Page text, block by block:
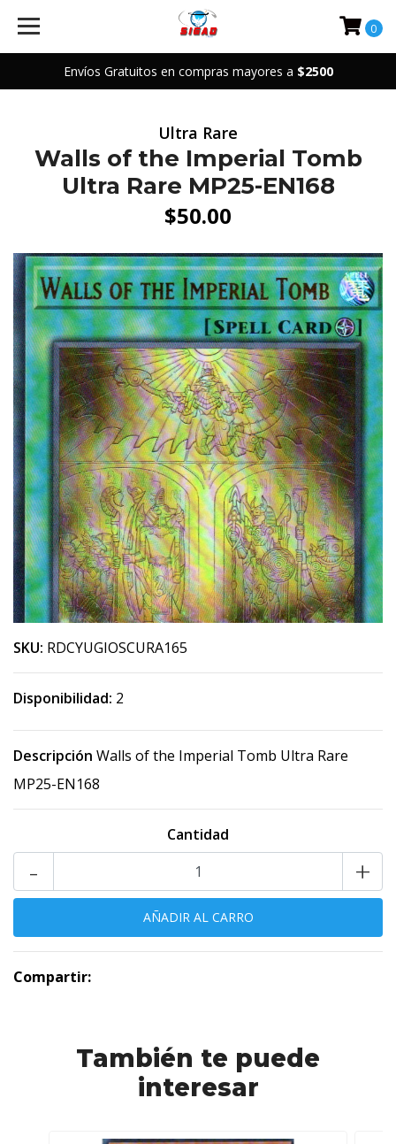
Envíos Gratuitos en compras mayores a $2500
0
Ultra Rare
Walls of the Imperial Tomb
Ultra Rare MP25-EN168
$50.00
SKU: RDCYUGIOSCURA165
Disponibilidad: 2
Descripción Walls of the Imperial Tomb Ultra Rare
MP25-EN168
Cantidad
+
-
Compartir:
También te puede
interesar